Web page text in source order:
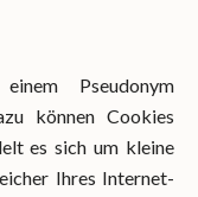
Pseudonym
können Cookies
es sich um kleine
Ihres Internet-